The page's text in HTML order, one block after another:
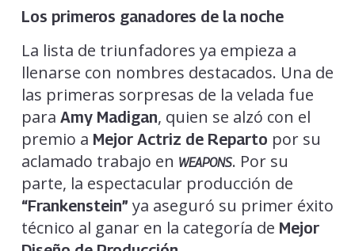
Los primeros ganadores de la noche
La lista de triunfadores ya empieza a
llenarse con nombres destacados. Una de
las primeras sorpresas de la velada fue
para Amy Madigan, quien se alzó con el
premio a Mejor Actriz de Reparto por su
aclamado trabajo en WEAPONS. Por su
parte, la espectacular producción de
“Frankenstein” ya aseguró su primer éxito
técnico al ganar en la categoría de Mejor